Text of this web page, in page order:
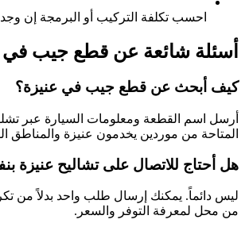
احسب تكلفة التركيب أو البرمجة إن
أسئلة شائعة عن قطع جيب في
كيف أبحث عن قطع جيب في عنيزة؟
أرسل اسم القطعة ومعلومات السيارة عبر
المتاحة من موردين يخدمون عنيزة والمناطق
هل أحتاج للاتصال على تشاليح عنيزة
ليس دائماً. يمكنك إرسال طلب واحد بدلاً من
من محل لمعرفة التوفر والسعر.